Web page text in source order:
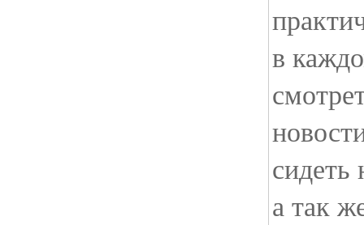
в
сидеть
а так